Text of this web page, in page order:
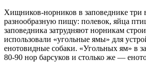
Хищников-норников в заповеднике три
разнообразную пищу: полевок, яйца
заповедника затрудняют норникам
использовали «угольные ямы» для
енотовидные собаки. «Угольных ям» в
80-90 нор барсуков и столько же —